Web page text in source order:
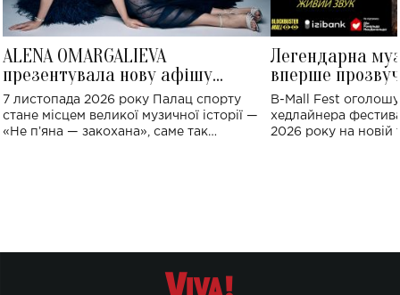
ALENA OMARGALIEVA
презентувала нову афішу
великого концерту в Палаці
спорту
7 листопада 2026 року Палац спорту
стане місцем великої музичної історії —
«Не пʼяна — закохана», саме так
Легендарна
вперше
Україні: де
B-Mall Fest
хедлайнера
2026 року на новій